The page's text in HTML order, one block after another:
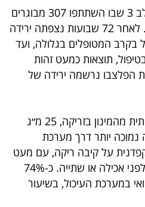
האישור התבסס על ניסוי שלב 3 שבו השתתפו 307 מבוגרים
עם עודף משקל או השמנה. לאחר 72 שבועות נצפתה ירידה
13.6% במשקל בקרב המטופלים בגלולה, ועד
בטיפול, תוצאות כמעט זהות
הפלצבו נרשמה ירידה של
המינון בגלולה גבוה משמעותית מהמינון בזריקה, 25 מ״ג
נמוכה יותר דרך מערכת
על קיבה ריקה, עם מעט
מים והמתנה של חצי שעה לפני אכילה או שתייה. כ-74%
במערכת העיכול, בשיעור